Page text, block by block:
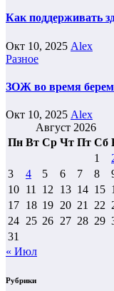
Как поддерживать
Окт 10, 2025 Alex
Разное
ЗОЖ во время
Окт 10, 2025 Alex
Август 2026
Пн Вт Ср Чт Пт Сб
1
3
4 5 6 7 8
10 11 12 13 14 15
17 18 19 20 21 22
24 25 26 27 28 29
31
« Июл
Рубрики